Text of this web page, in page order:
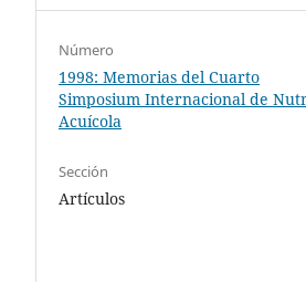
Número
1998: Memorias del Cuarto
Simposium Internacional de
Acuícola
Sección
Artículos